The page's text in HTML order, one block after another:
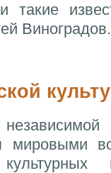
такие
мировыми